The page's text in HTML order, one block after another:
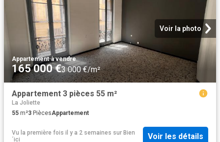
Voir la photo
Appartement·à vendre
165 000 €3 000 €/m²
Appartement 3 pièces 55 m²
La Joliette
55 m²3 PiècesAppartement
Vu la première fois il y a 2 semaines sur Bien
´ici
Voir les détails